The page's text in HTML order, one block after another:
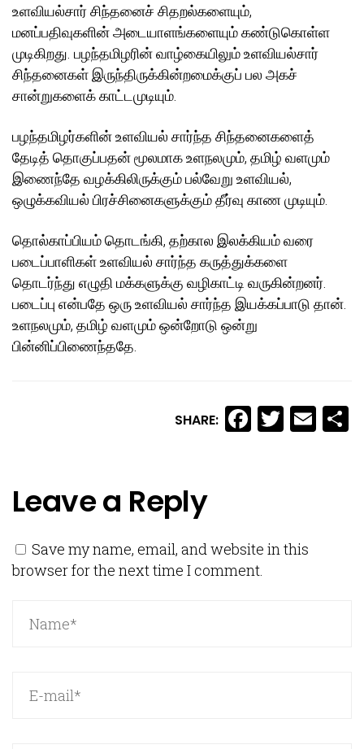
உளவியல்சார் சிந்தனைச் சிதறல்களையும்,
மனப்பதிவுகளின் அடையாளங்களையும் கண்டுகொள்ள
முடிகிறது. பழந்தமிழரின் வாழ்கையிலும் உளவியல்சார்
சிந்தனைகள் இருந்திருக்கின்றமைக்குப் பல அகச்
சான்றுகளைக் காட்டமுடியும்.
பழந்தமிழர்களின் உளவியல் சார்ந்த சிந்தனைகளைத்
தேடித் தொகுப்பதன் மூலமாக உளநலமும், தமிழ் வளமும்
இணைந்தே வழக்கிலிருக்கும் பல்வேறு உளவியல்,
ஒழுக்கவியல் பிரச்சினைகளுக்கும் தீர்வு காண முடியும்.
தொல்காப்பியம் தொடங்கி, தற்கால இலக்கியம் வரை
படைப்பாளிகள் உளவியல் சார்ந்த கருத்துக்களை
தொடர்ந்து எழுதி மக்களுக்கு வழிகாட்டி வருகின்றனர்.
படைப்பு என்பதே ஒரு உளவியல் சார்ந்த இயக்கப்பாடு தான்.
உளநலமும், தமிழ் வளமும் ஒன்றோடு ஒன்று
பின்னிப்பிணைந்ததே.
SHARE: Facebook
Leave a Reply
Save my name, email, and website in this
browser for the next time I comment.